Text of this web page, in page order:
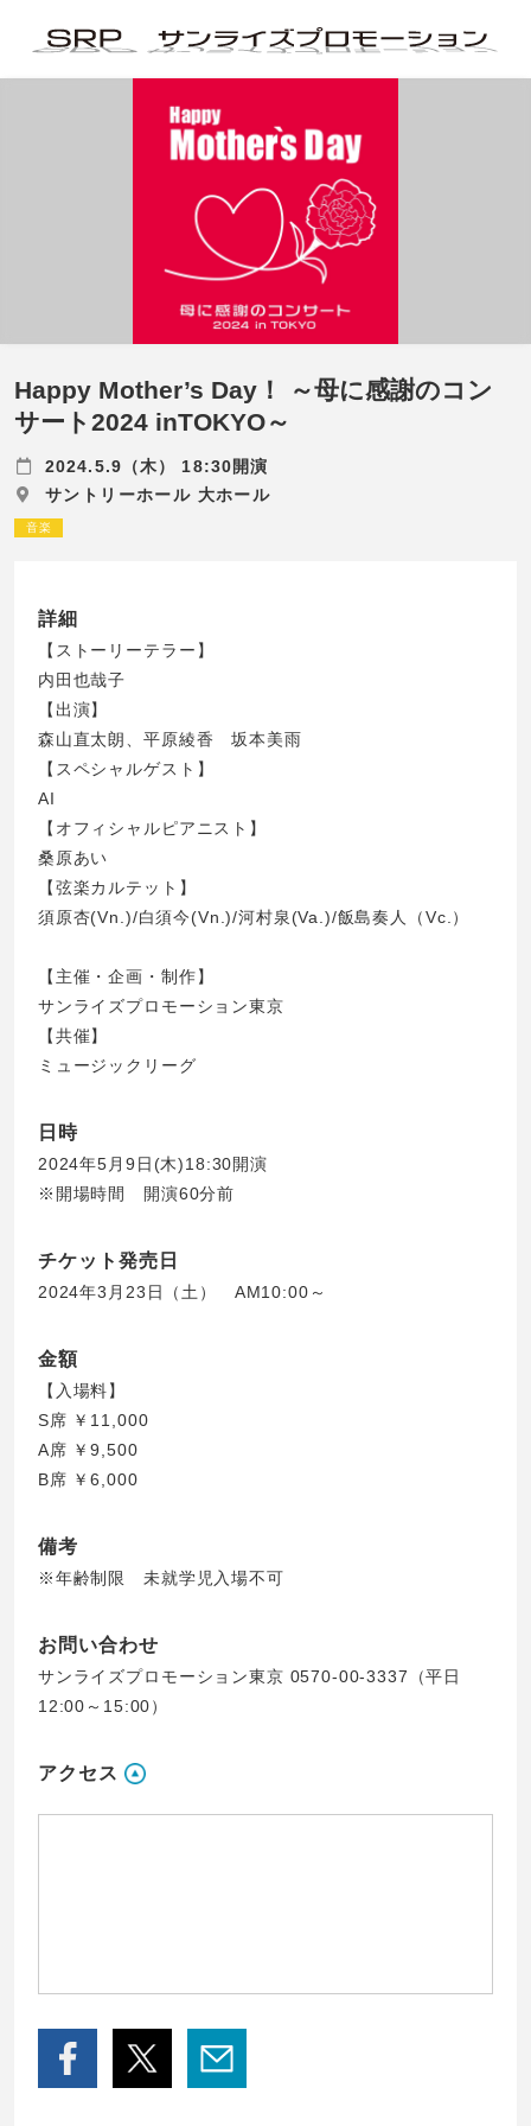
Happy Mother’s Day！ ～母に感謝のコン
サート2024 inTOKYO～
2024.5.9（木） 18:30開演
サントリーホール 大ホール
音楽
詳細
【ストーリーテラー】
内田也哉子
【出演】
森山直太朗、平原綾香 坂本美雨
【スペシャルゲスト】
AI
【オフィシャルピアニスト】
桑原あい
【弦楽カルテット】
須原杏(Vn.)/白須今(Vn.)/河村泉(Va.)/飯島奏人（Vc.）
【主催・企画・制作】
サンライズプロモーション東京
【共催】
ミュージックリーグ
日時
2024年5月9日(木)18:30開演
※開場時間 開演60分前
チケット発売日
2024年3月23日（土） AM10:00～
金額
【入場料】
S席 ￥11,000
A席 ￥9,500
B席 ￥6,000
備考
※年齢制限 未就学児入場不可
お問い合わせ
サンライズプロモーション東京 0570-00-3337（平日
12:00～15:00）
アクセス